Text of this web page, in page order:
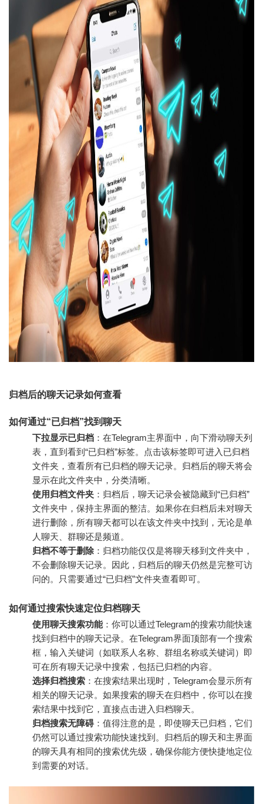
归档后的聊天记录如何查看
如何通过“已归档”找到聊天
下拉显示已归档 ：在Telegram主界面中，向下滑动聊天列
表，直到看到“已归档”标签。点击该标签即可进入已归档
文件夹，查看所有已归档的聊天记录。归档后的聊天将会
显示在此文件夹中，分类清晰。
使用归档文件夹 ：归档后，聊天记录会被隐藏到“已归档”
文件夹中，保持主界面的整洁。如果你在归档后未对聊天
进行删除，所有聊天都可以在该文件夹中找到，无论是单
人聊天、群聊还是频道。
归档不等于删除 ：归档功能仅仅是将聊天移到文件夹中，
不会删除聊天记录。因此，归档后的聊天仍然是完整可访
问的。只需要通过“已归档”文件夹查看即可。
如何通过搜索快速定位归档聊天
使用聊天搜索功能：你可以通过Telegram的搜索功能快速
找到归档中的聊天记录。在Telegram界面顶部有一个搜索
框，输入关键词（如联系人名称、群组名称或关键词）即
可在所有聊天记录中搜索，包括已归档的内容。
选择归档搜索 ：在搜索结果出现时，Telegram会显示所有
相关的聊天记录。如果搜索的聊天在归档中，你可以在搜
索结果中找到它，直接点击进入归档聊天。
归档搜索无障碍：值得注意的是，即使聊天已归档，它们
仍然可以通过搜索功能快速找到。归档后的聊天和主界面
的聊天具有相同的搜索优先级，确保你能方便快捷地定位
到需要的对话。